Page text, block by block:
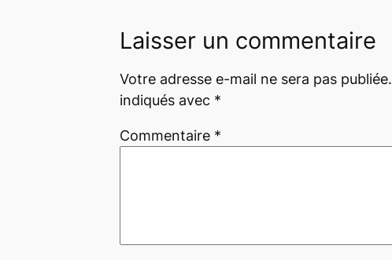
Laisser un commentaire
Votre adresse e-mail ne sera pas publiée.
indiqués avec *
Commentaire *